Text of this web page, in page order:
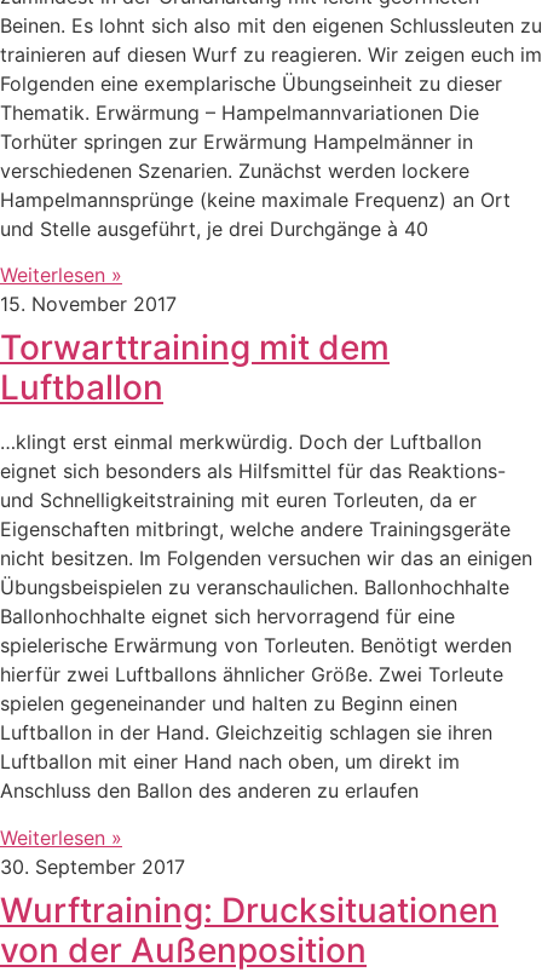
Beinen. Es lohnt sich also mit den eigenen Schlussleuten zu
trainieren auf diesen Wurf zu reagieren. Wir zeigen euch im
Folgenden eine exemplarische Übungseinheit zu dieser
Thematik. Erwärmung – Hampelmannvariationen Die
Torhüter springen zur Erwärmung Hampelmänner in
verschiedenen Szenarien. Zunächst werden lockere
Hampelmannsprünge (keine maximale Frequenz) an Ort
und Stelle ausgeführt, je drei Durchgänge à 40
Weiterlesen »
15. November 2017
Torwarttraining mit dem
Luftballon
…klingt erst einmal merkwürdig. Doch der Luftballon
eignet sich besonders als Hilfsmittel für das Reaktions-
und Schnelligkeitstraining mit euren Torleuten, da er
Eigenschaften mitbringt, welche andere Trainingsgeräte
nicht besitzen. Im Folgenden versuchen wir das an einigen
Übungsbeispielen zu veranschaulichen. Ballonhochhalte
Ballonhochhalte eignet sich hervorragend für eine
spielerische Erwärmung von Torleuten. Benötigt werden
hierfür zwei Luftballons ähnlicher Größe. Zwei Torleute
spielen gegeneinander und halten zu Beginn einen
Luftballon in der Hand. Gleichzeitig schlagen sie ihren
Luftballon mit einer Hand nach oben, um direkt im
Anschluss den Ballon des anderen zu erlaufen
Weiterlesen »
30. September 2017
Wurftraining: Drucksituationen
von der Außenposition